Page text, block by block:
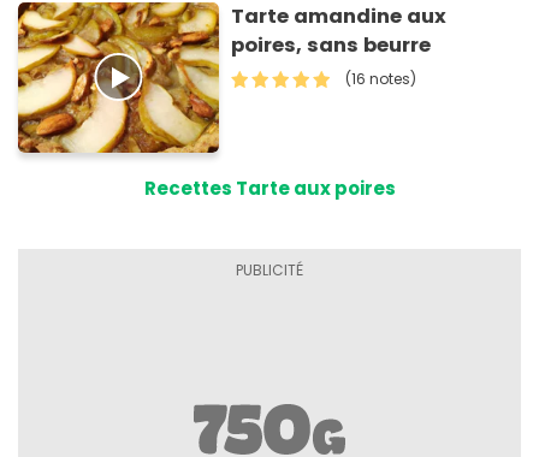
Tarte amandine aux
poires, sans beurre
(16 notes)
Recettes Tarte aux poires